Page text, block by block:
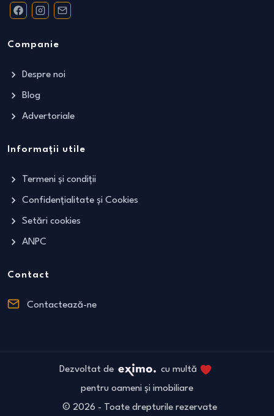
Companie
Despre noi
Blog
Advertoriale
Informații utile
Termeni și condiții
Confidențialitate și Cookies
Setări cookies
ANPC
Contact
Contactează-ne
Dezvoltat de
cu multă
pentru oameni și imobiliare
© 2026 - Toate drepturile rezervate